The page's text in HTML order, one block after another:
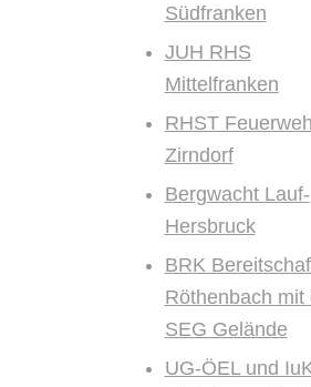
Südfranken
JUH RHS
Mittelfranken
RHST
Zirndorf
Bergwacht Lauf-
Hersbruck
BRK
Röthenbach mit
SEG Gelände
UG-ÖEL und